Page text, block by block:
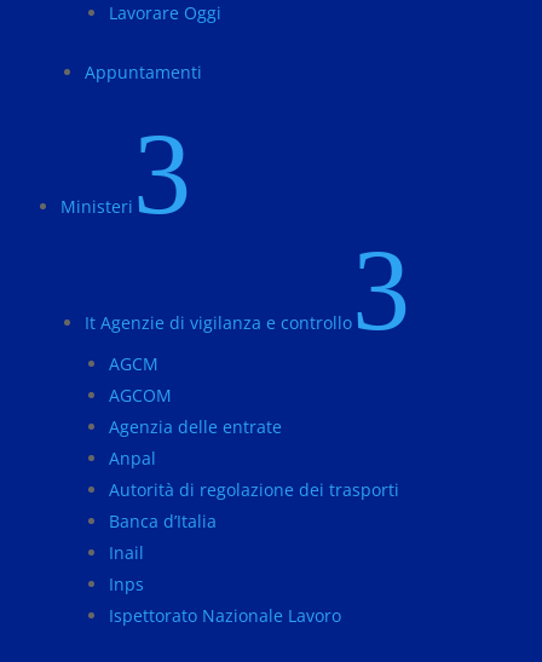
Lavorare Oggi
Appuntamenti
Ministeri 3
It Agenzie di vigilanza e controllo 3
AGCM
AGCOM
Agenzia delle entrate
Anpal
Autorità di regolazione dei trasporti
Banca d’Italia
Inail
Inps
Ispettorato Nazionale Lavoro